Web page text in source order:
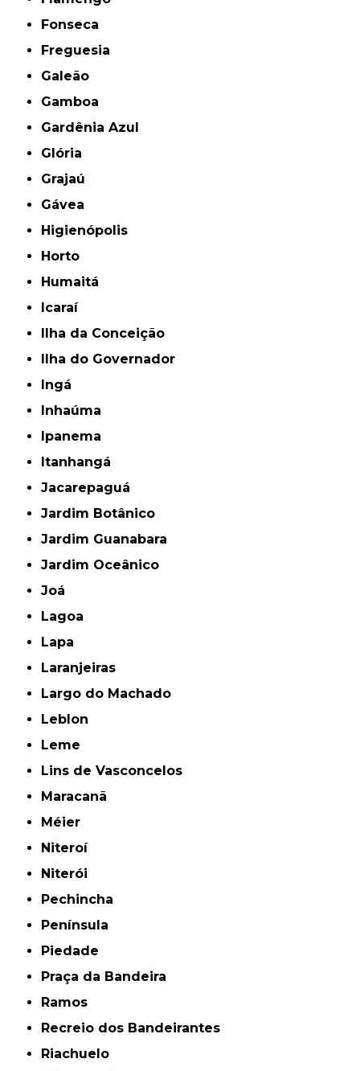
Fonseca
Freguesia
Galeão
Gamboa
Gardênia Azul
Glória
Grajaú
Gávea
Higienópolis
Horto
Humaitá
Icaraí
Ilha da Conceição
Ilha do Governador
Ingá
Inhaúma
Ipanema
Itanhangá
Jacarepaguá
Jardim Botânico
Jardim Guanabara
Jardim Oceânico
Joá
Lagoa
Lapa
Laranjeiras
Largo do Machado
Leblon
Leme
Lins de Vasconcelos
Maracanã
Méier
Niteroí
Niterói
Pechincha
Península
Piedade
Praça da Bandeira
Ramos
Recreio dos Bandeirantes
Riachuelo